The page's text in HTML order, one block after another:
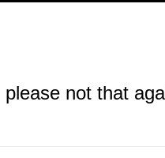
not that